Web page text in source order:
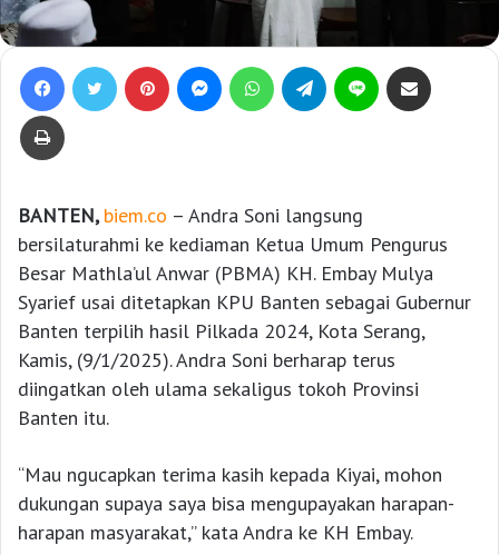
BANTEN,biem.co – Andra Soni langsung
bersilaturahmi ke kediaman Ketua Umum Pengurus
Besar Mathla’ul Anwar (PBMA) KH. Embay Mulya
Syarief usai ditetapkan KPU Banten sebagai Gubernur
Banten terpilih hasil Pilkada 2024, Kota Serang,
Kamis, (9/1/2025). Andra Soni berharap terus
diingatkan oleh ulama sekaligus tokoh Provinsi
Banten itu.
“Mau ngucapkan terima kasih kepada Kiyai, mohon
dukungan supaya saya bisa mengupayakan harapan-
harapan masyarakat,” kata Andra ke KH Embay.